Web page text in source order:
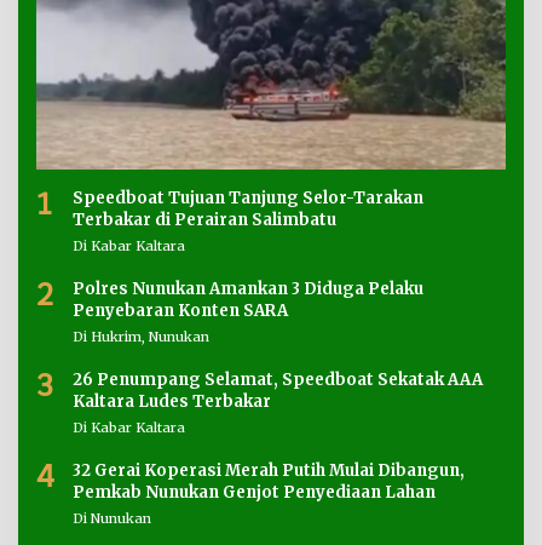
1
Speedboat Tujuan Tanjung Selor-Tarakan
Terbakar di Perairan Salimbatu
Di Kabar Kaltara
2
Polres Nunukan Amankan 3 Diduga Pelaku
Penyebaran Konten SARA
Di Hukrim, Nunukan
3
26 Penumpang Selamat, Speedboat Sekatak AAA
Kaltara Ludes Terbakar
Di Kabar Kaltara
4
32 Gerai Koperasi Merah Putih Mulai Dibangun,
Pemkab Nunukan Genjot Penyediaan Lahan
Di Nunukan